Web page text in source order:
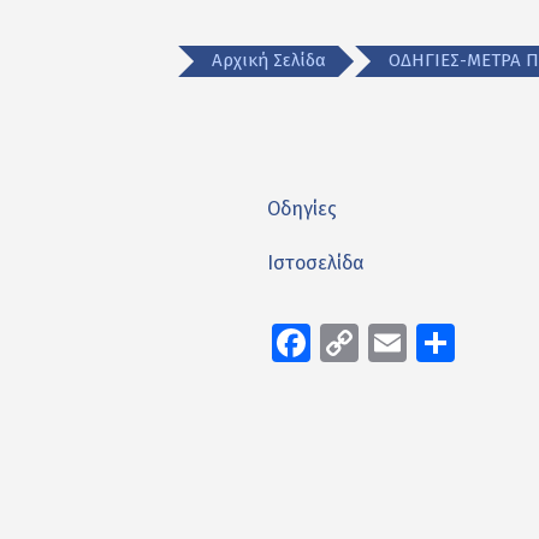
Αρχική Σελίδα ΟΔΗΓΙΕΣ-ΜΕΤΡΑ
Οδηγίες
Ιστοσελίδα
Facebook
CopyEmail